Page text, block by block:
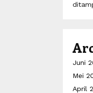
Juni
Mei
April